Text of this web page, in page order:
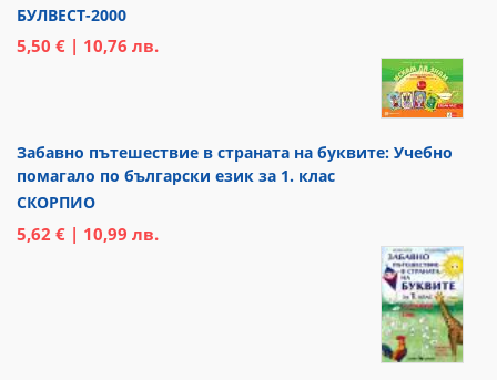
БУЛВЕСТ-2000
5,50 € | 10,76 лв.
Забавно пътешествие в страната на буквите: Учебно
помагало по български език за 1. клас
СКОРПИО
5,62 € | 10,99 лв.